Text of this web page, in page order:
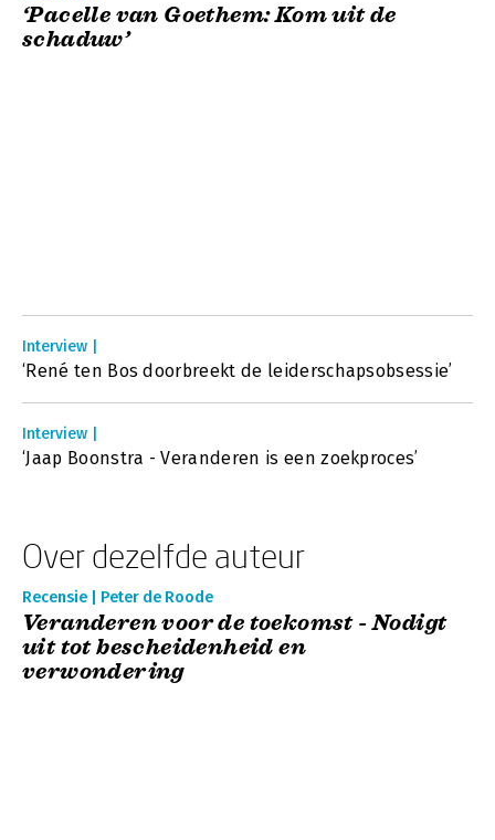
‘Pacelle van Goethem: Kom uit de
schaduw’
Interview |
‘René ten Bos doorbreekt de leiderschapsobsessie’
Interview |
‘Jaap Boonstra - Veranderen is een zoekproces’
Over dezelfde auteur
Recensie | Peter de Roode
Veranderen voor de toekomst - Nodigt
uit tot bescheidenheid en
verwondering